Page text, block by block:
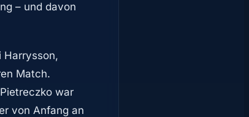
– und davon
Harrysson,
Match.
war
von Anfang an